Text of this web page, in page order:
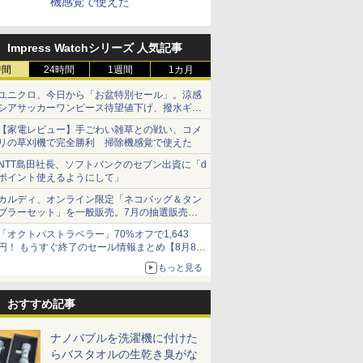
Impress Watchシリーズ 人気記事
24時間 1週間 1カ月
ニクロ、今日から「お盆特別セール」。涼感
アサッカーワンピース待望値下げ、撥水ギア
ョーツは1990円に
家電レビュー】手ごわい雑草との戦い、コメ
の草刈機で完全勝利 掃除機感覚で使えた
島田社長、ソフトバンクのセブン出資に「d
イント使えるようにして」
ルディ、オンライン限定「ネコバッグ＆タン
ラーセット」を一般販売。7月の抽選販売の
選無効分
オクトパストラベラー」70%オフで1,643
！ もうすぐ終了のセール情報まとめ【8月8日
ンテンドーeショップでは「大神 絶景版」が
もっと見る
おすすめ記事
ナノバブルを洗濯機に付けた
らバスタオルの生乾き臭がな